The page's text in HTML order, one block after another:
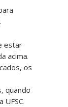
estar
acima.
os
quando